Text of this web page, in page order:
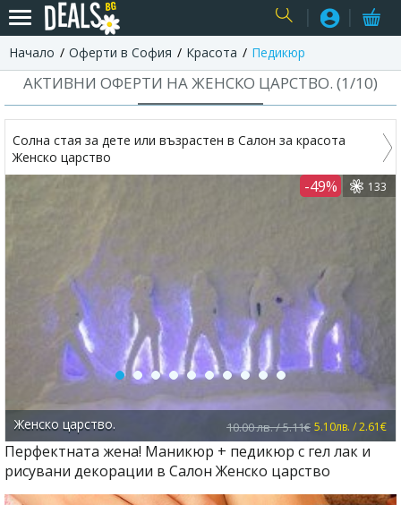
Начало Оферти в София Красота Педикюр
АКТИВНИ ОФЕРТИ НА ЖЕНСКО ЦАРСТВО. (1/10)
Солна стая за дете или възрастен в Салон за красота
Женско царство
-49% 133
Женско царство. 10.00 лв. / 5.11€ 5.10лв. / 2.61€
Перфектната жена! Маникюр + педикюр с гел лак и
рисувани декорации в Салон Женско царство